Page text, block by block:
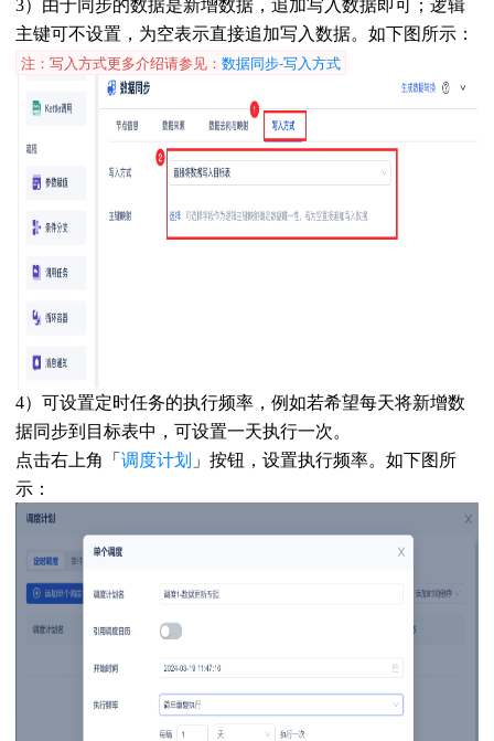
3） 由于同步的数据是新增数据，追加写入数据即可；逻辑
主键可不设置，为空表示直接追加写入数据。 如下图所示：
注：写入方式更多介绍请参见： 数据同步-写入方式
4）可设置定时任务的执行频率，例如若希望每天将新增数
据同步到目标表中，可设置一天执行一次。
点击右上角
「 调度计划 」 按钮，设置执行频率。如下图所
示：